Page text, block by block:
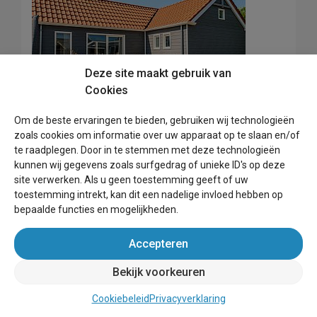
Waddenlodge 8
Hollum
Meer info
Vakantiewoning
Max. 8 personen
Gastenboek
gastenboek!Prijzen & beschikbaarheid
Deze site maakt gebruik van
Cookies
Om de beste ervaringen te bieden, gebruiken wij technologieën
zoals cookies om informatie over uw apparaat op te slaan en/of
te raadplegen. Door in te stemmen met deze technologieën
kunnen wij gegevens zoals surfgedrag of unieke ID's op deze
site verwerken. Als u geen toestemming geeft of uw
toestemming intrekt, kan dit een nadelige invloed hebben op
bepaalde functies en mogelijkheden.
Accepteren
Bekijk voorkeuren
Cookiebeleid Privacyverklaring